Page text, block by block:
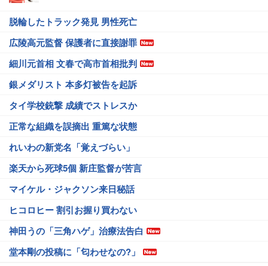
脱輪したトラック発見 男性死亡
広陵高元監督 保護者に直接謝罪
細川元首相 文春で高市首相批判
銀メダリスト 本多灯被告を起訴
タイ学校銃撃 成績でストレスか
正常な組織を誤摘出 重篤な状態
れいわの新党名「覚えづらい」
楽天から死球5個 新庄監督が苦言
マイケル・ジャクソン来日秘話
ヒコロヒー 割引お握り買わない
神田うの「三角ハゲ」治療法告白
堂本剛の投稿に「匂わせなの?」